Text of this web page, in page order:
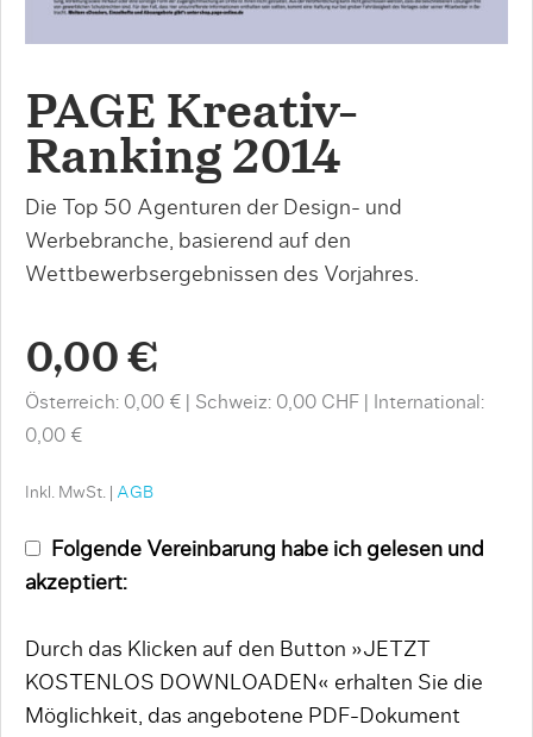
PAGE Kreativ-
Ranking 2014
Die Top 50 Agenturen der Design- und
Werbebranche, basierend auf den
Wettbewerbsergebnissen des Vorjahres.
0,00 €
Österreich: 0,00 € Schweiz: 0,00 CHF
International:
0,00 €
Inkl. MwSt. | AGB
Folgende Vereinbarung habe ich gelesen und
akzeptiert:
Durch das Klicken auf den Button »JETZT
KOSTENLOS DOWNLOADEN« erhalten Sie die
Möglichkeit, das angebotene PDF-Dokument